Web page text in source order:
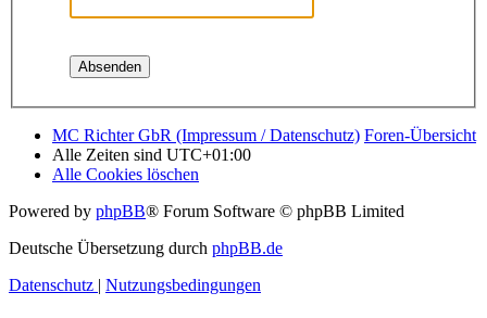
MC Richter GbR (Impressum / Datenschutz) Foren-Übersicht
Alle Zeiten sind UTC+01:00
Alle Cookies löschen
Powered by phpBB® Forum Software © phpBB Limited
Deutsche Übersetzung durch phpBB.de
Datenschutz | Nutzungsbedingungen